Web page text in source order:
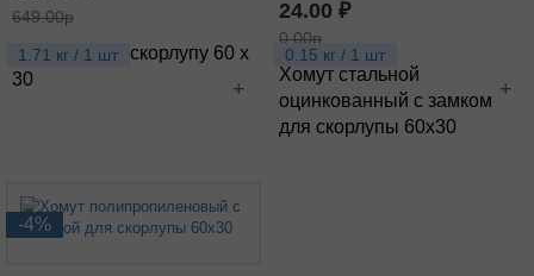
1.71 кг / 1 шт
+
649.00р
Кожух ОЦ на скорлупу 60 х
30
0.15 кг / 1 шт
24.00 ₽
+
0.00р
Хомут стальной
оцинкованный с замком
для скорлупы 60х30
-4%